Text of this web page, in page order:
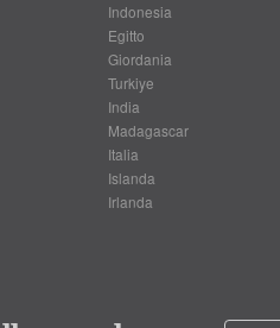
Indonesia
Egitto
Giordania
Turkiye
India
Madagascar
Italia
Islanda
Irlanda